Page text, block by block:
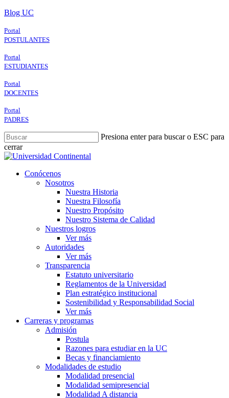
Skip
main
content
Blog UC
Portal
POSTULANTES
Portal
ESTUDIANTES
Portal
DOCENTES
Portal
PADRES
Presiona enter para buscar o ESC para
cerrar
Close
search
Menu
Conócenos
Nosotros
Nuestra Historia
Nuestra Filosofía
Nuestro Propósito
Nuestro Sistema de Calidad
Nuestros logros
Ver más
Autoridades
Ver más
Transparencia
Estatuto universitario
Reglamentos de la Universidad
Plan estratégico institucional
Sostenibilidad y Responsabilidad Social
Ver más
Carreras y programas
Admisión
Postula
Razones para estudiar en la UC
Becas y financiamiento
Modalidades de estudio
Modalidad presencial
Modalidad semipresencial
Modalidad A distancia